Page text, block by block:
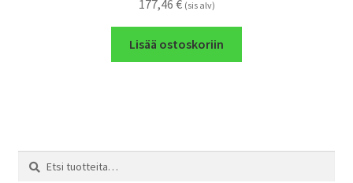
177,46 € (sis alv)
Lisää ostoskoriin
Etsi:
Haku